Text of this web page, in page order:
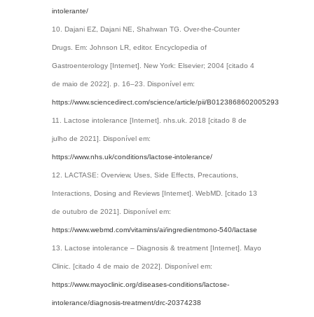
intolerante/
Dajani EZ, Dajani NE, Shahwan TG. Over-the-Counter
Drugs. Em: Johnson LR, editor. Encyclopedia of
Gastroenterology [Internet]. New York: Elsevier; 2004 [citado 4
de maio de 2022]. p. 16–23. Disponível em:
https://www.sciencedirect.com/science/article/pii/B0123868602005293
Lactose intolerance [Internet]. nhs.uk. 2018 [citado 8 de
julho de 2021]. Disponível em:
https://www.nhs.uk/conditions/lactose-intolerance/
LACTASE: Overview, Uses, Side Effects, Precautions,
Interactions, Dosing and Reviews [Internet]. WebMD. [citado 13
de outubro de 2021]. Disponível em:
https://www.webmd.com/vitamins/ai/ingredientmono-540/lactase
Lactose intolerance – Diagnosis & treatment [Internet]. Mayo
Clinic. [citado 4 de maio de 2022]. Disponível em:
https://www.mayoclinic.org/diseases-conditions/lactose-
intolerance/diagnosis-treatment/drc-20374238